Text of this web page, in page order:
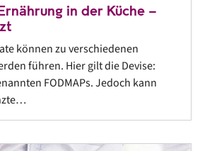
in der Küche –
können zu verschiedenen
führen. Hier gilt die Devise:
FODMAPs. Jedoch kann